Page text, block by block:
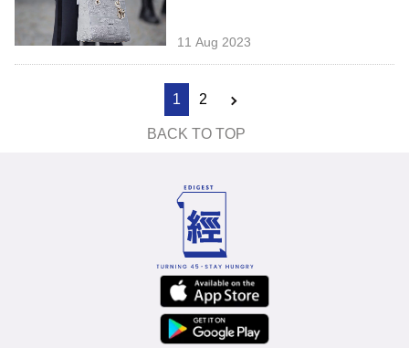
11 Aug 2023
1 2
BACK TO TOP